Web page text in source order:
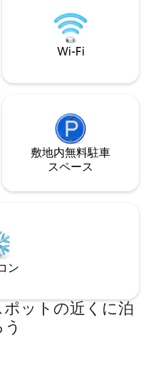
す。湖
クルボッ
クとカ
です。
ト、集会、大音量
ます。騒音禁止の
のゲストを尊重し
Wi-Fi
敷地内無料駐⁠車
ス⁠ペ⁠ー⁠ス
ン
ットの近くに泊